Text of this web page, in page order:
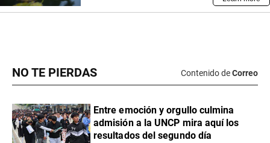
NO TE PIERDAS Contenido deCorreo
Entre emoción y orgullo culmina
admisión a la UNCP mira aquí los
resultados del segundo día